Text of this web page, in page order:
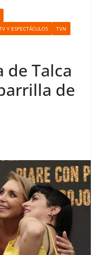
Y ESPECTÁCULOS TVN
de Talca
de